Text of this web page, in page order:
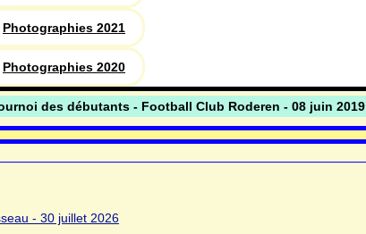
Photographies 2021
Photographies 2020
des débutants - Football Club Roderen - 08 juin 2019
- 30 juillet 2026